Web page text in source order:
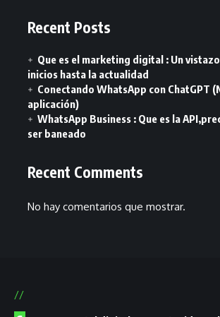
Recent Posts
Que es el marketing digital : Un
inicios hasta la actualidad
Conectando WhatsApp con ChatGPT
aplicación)
WhatsApp Business : Que es la
ser baneado
Recent Comments
No hay comentarios que mostrar.
//